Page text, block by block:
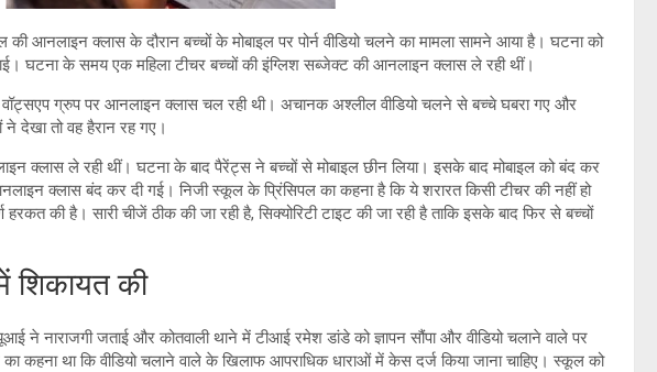
आनलाइन क्लास के दौरान बच्चों के मोबाइल पर पोर्न वीडियो चलने का मामला सामने आया है। घटना को
घटना के समय एक महिला टीचर बच्चों की इंग्लिश सब्जेक्ट की आनलाइन क्लास ले रही थीं।
वॉट्सएप ग्रुप पर आनलाइन क्लास चल रही थी। अचानक अश्लील वीडियो चलने से बच्चे घबरा गए और
देखा तो वह हैरान रह गए।
क्लास ले रही थीं। घटना के बाद पैरेंट्स ने बच्चों से मोबाइल छीन लिया। इसके बाद मोबाइल को बंद कर
क्लास बंद कर दी गई। निजी स्कूल के प्रिंसिपल का कहना है कि ये शरारत किसी टीचर की नहीं हो
की है। सारी चीजें ठीक की जा रही है, सिक्योरिटी टाइट की जा रही है ताकि इसके बाद फिर से बच्चों
शिकायत की
नाराजगी जताई और कोतवाली थाने में टीआई रमेश डांडे को ज्ञापन सौंपा और वीडियो चलाने वाले पर
कहना था कि वीडियो चलाने वाले के खिलाफ आपराधिक धाराओं में केस दर्ज किया जाना चाहिए। स्कूल को